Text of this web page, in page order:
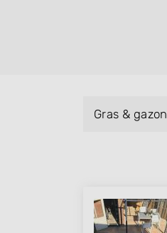
Gras & gazon